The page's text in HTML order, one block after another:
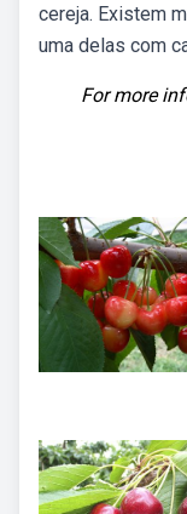
cereja. Existem
uma delas com
For more